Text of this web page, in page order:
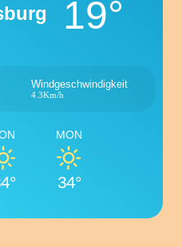
19°
Windgeschwindigkeit
4.3Km/h
MON
34°